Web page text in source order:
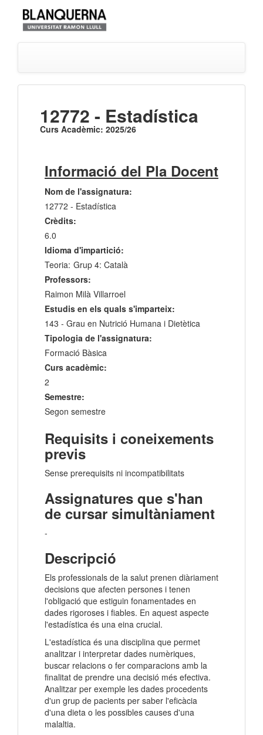
12772 - Estadística
Curs Acadèmic: 2025/26
Informació del Pla Docent
Nom de l'assignatura:
12772 - Estadística
Crèdits:
6.0
Idioma d'impartició:
Teoria: Grup 4: Català
Professors:
Raimon Milà Villarroel
Estudis en els quals s'imparteix:
143 - Grau en Nutrició Humana i Dietètica
Tipologia de l'assignatura:
Formació Bàsica
Curs acadèmic:
2
Semestre:
Segon semestre
Requisits i coneixements
previs
Sense prerequisits ni incompatibilitats
Assignatures que s'han
de cursar simultàniament
-
Descripció
Els professionals de la salut prenen diàriament
decisions que afecten persones i tenen
l'obligació que estiguin fonamentades en
dades rigoroses i fiables. En aquest aspecte
l'estadística és una eina crucial.
L'estadística és una disciplina que permet
analitzar i interpretar dades numèriques,
buscar relacions o fer comparacions amb la
finalitat de prendre una decisió més efectiva.
Analitzar per exemple les dades procedents
d'un grup de pacients per saber l'eficàcia
d'una dieta o les possibles causes d'una
malaltia.